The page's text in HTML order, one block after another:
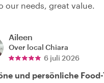
our needs, great value.
Aileen
Over local Chiara
6 juli 2026
und persönliche